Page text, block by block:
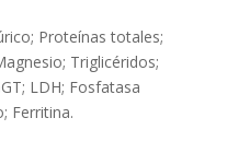
Proteínas totales;
Triglicéridos;
LDH; Fosfatasa
Ferritina.